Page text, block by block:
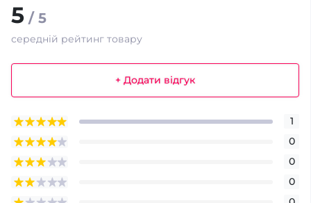
5 / 5
середній рейтинг товару
+ Додати відгук
1
0
0
0